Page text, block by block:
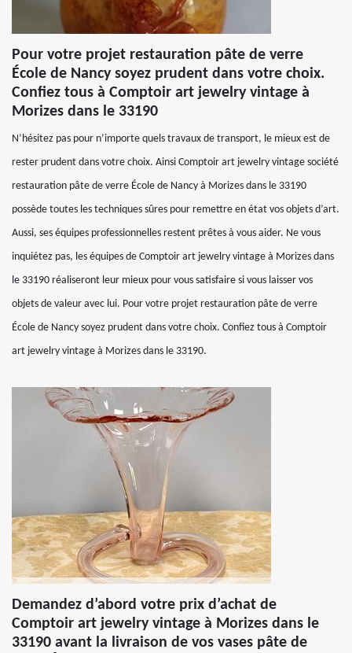
Pour votre projet restauration pâte de verre
École de Nancy soyez prudent dans votre choix.
Confiez tous à Comptoir art jewelry vintage à
Morizes dans le 33190
N’hésitez pas pour n’importe quels travaux de transport, le mieux est de
rester prudent dans votre choix. Ainsi Comptoir art jewelry vintage société
restauration pâte de verre École de Nancy à Morizes dans le 33190
possède toutes les techniques sûres pour remettre en état vos objets d’art.
Aussi, ses équipes professionnelles restent prêtes à vous aider. Ne vous
inquiétez pas, les équipes de Comptoir art jewelry vintage à Morizes dans
le 33190 réaliseront leur mieux pour vous satisfaire si vous laisser vos
objets de valeur avec lui. Pour votre projet restauration pâte de verre
École de Nancy soyez prudent dans votre choix. Confiez tous à Comptoir
art jewelry vintage à Morizes dans le 33190.
Demandez d’abord votre prix d’achat de
Comptoir art jewelry vintage à Morizes dans le
33190 avant la livraison de vos vases pâte de